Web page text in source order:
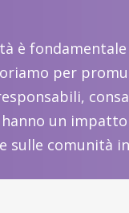
è
per
un
sulle comunità